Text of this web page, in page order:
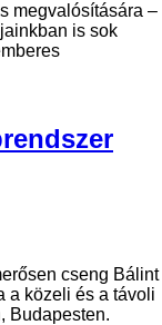
megvalósítására –
is sok
cseng Bálint
a közeli és a távoli
Budapesten.